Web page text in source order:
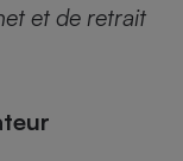
et de retrait